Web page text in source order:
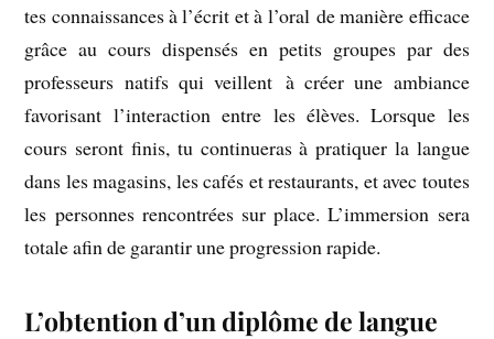
tes connaissances à l’écrit et à l’oral de manière efficace
grâce au cours dispensés en petits groupes par des
professeurs natifs qui veillent à créer une ambiance
favorisant l’interaction entre les élèves. Lorsque les
cours seront finis, tu continueras à pratiquer la langue
dans les magasins, les cafés et restaurants, et avec toutes
les personnes rencontrées sur place. L’immersion sera
totale afin de garantir une progression rapide.
L’obtention d’un diplôme de langue